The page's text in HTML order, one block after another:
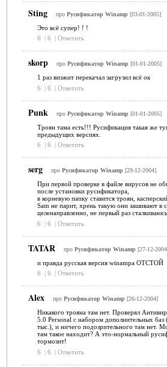
Sting про Русификатор Winamp [03-01-2005]
Это всё супер! ! !
6
| 6 | Ответить
skorp про Русификатор Winamp [01-01-2005]
1 раз визжит перекачал загрузил всё ок
6
| 6 | Ответить
Punk про Русификатор Winamp [01-01-2005]
Троян тама есть!!! Русификация такая же
предыдущих версиях.
6
| 6 | Ответить
serg про Русификатор Winamp [29-12-2004]
При первой проверке в файле вирусов не
после установки русификатора,
в корневую папку ставится троян,
Sam не парит, хрень такую они зашивают в
целенаправленно, не первый раз сталкиваюсь.
6
| 6 | Ответить
TATAR про Русификатор Winamp [27-12-
и правда русская версия winampа ОТСТОЙ
6
| 6 | Ответить
Alex про Русификатор Winamp [26-12-2004]
Никакого трояна там нет. Проверял
5.0 Personal с набором дополнительных баз
тыс.), и ничего подозрительного там нет.
там такое находит? А это-нормальный
тормозит!
6
| 6 | Ответить